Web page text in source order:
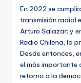
En 2022 se
transmisión radial
Arturo Salazar; y
Radio Chilena, la
Desde entonces,
el más importante
retorno a la